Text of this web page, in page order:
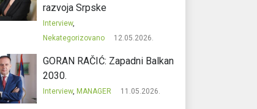
razvoja Srpske
Interview,
Nekategorizovano
12.05.2026.
GORAN RAČIĆ: Zapadni Balkan
2030.
Interview, MANAGER 11.05.2026.